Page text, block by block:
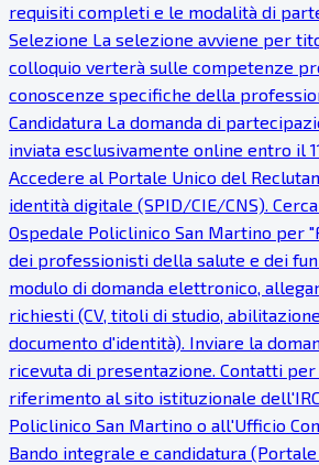
requisiti completi e le modalità di
Selezione La selezione avviene per
colloquio verterà sulle competenze
conoscenze specifiche della
Candidatura La domanda di
inviata esclusivamente online entro il
Accedere al Portale Unico del
identità digitale (SPID/CIE/CNS).
Ospedale Policlinico San Martino per
dei professionisti della salute e dei
modulo di domanda elettronico,
richiesti (CV, titoli di studio,
documento d'identità). Inviare la
ricevuta di presentazione. Contatti
riferimento al sito istituzionale
Policlinico San Martino o all'Ufficio
Bando integrale e candidatura (Portale